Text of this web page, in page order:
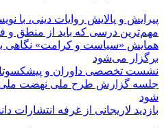
پیرایش و پالایش روایات دینی، با
مهم‌ترین درسی که باید از منطق
همایش «سیاست و کرامت» نگاهی
برگزار می‌شود
نشست تخصصی داوران و
جلسه گزارش طرح ملی نهضت ملی
شود
بازدید لاریجانی از غرفه انتشارات